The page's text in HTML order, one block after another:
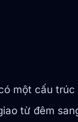
một cấu
từ đêm